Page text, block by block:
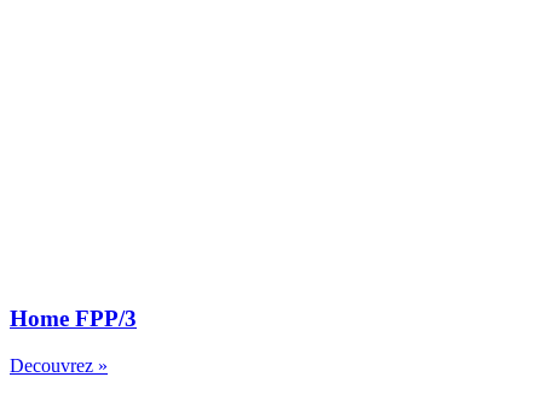
Home FPP/3
Decouvrez »